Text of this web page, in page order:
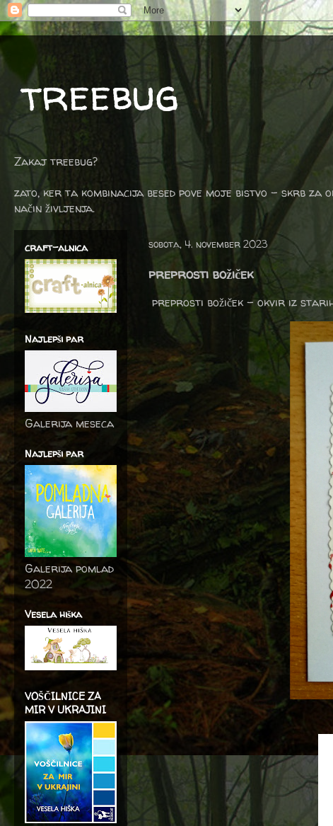
treebug
Zakaj treebug?
zato, ker ta kombinacija besed pove moje bistvo -
način življenja.
sobota, 4. november 2023
preprosti božiček
preprosti božiček - okvir iz starih
craft-alnica
Najlepši par
Galerija meseca
Najlepši par
Galerija pomlad
2022
Vesela hiška
VOŠČILNICE ZA
MIR V UKRAJINI